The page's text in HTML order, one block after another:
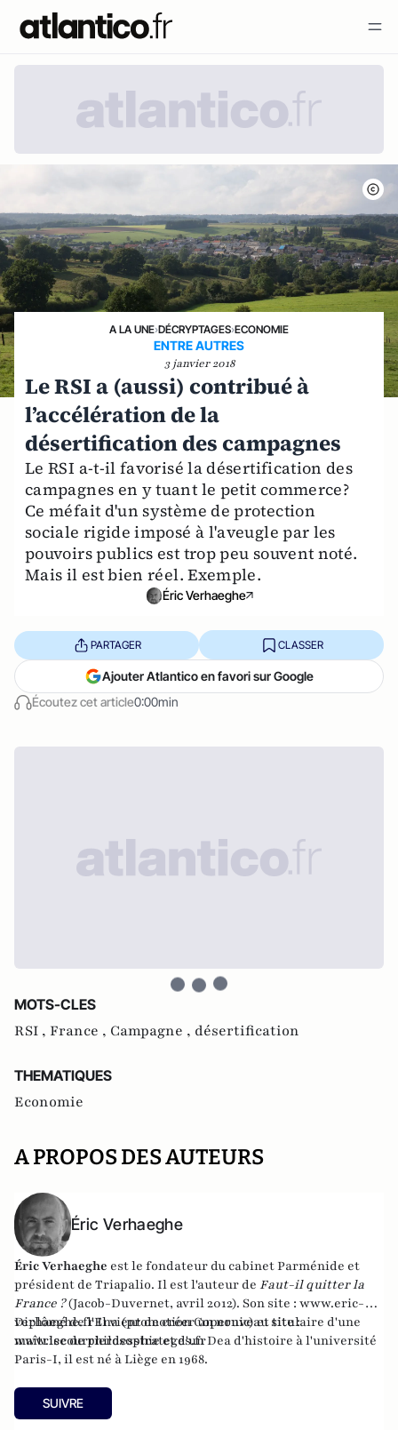
A LA UNE›DÉCRYPTAGES›ECONOMIE
ENTRE AUTRES
3 janvier 2018
Le RSI a (aussi) contribué à
l’accélération de la
désertification des campagnes
Le RSI a-t-il favorisé la désertification des
campagnes en y tuant le petit commerce?
Ce méfait d'un système de protection
sociale rigide imposé à l'aveugle par les
pouvoirs publics est trop peu souvent noté.
Mais il est bien réel. Exemple.
Éric Verhaeghe
Écoutez cet article0:00min
PARTAGER CLASSER
Ajouter Atlantico en favori sur Google
MOTS-CLES
RSI , France , Campagne , désertification
THEMATIQUES
Economie
A PROPOS DES AUTEURS
Éric Verhaeghe
Éric Verhaeghe est le fondateur du cabinet Parménide et
président de Triapalio. Il est l'auteur de Faut-il quitter la
France ?(Jacob-Duvernet, avril 2012). Son site : www.eric-
verhaeghe.frIl vient de créer un nouveau site :
www.lecourrierdesstrateges.fr
Diplômé de l'Ena (promotion Copernic) et titulaire d'une
maîtrise de philosophie et d'un Dea d'histoire à l'université
Paris-I, il est né à Liège en 1968.
SUIVRE